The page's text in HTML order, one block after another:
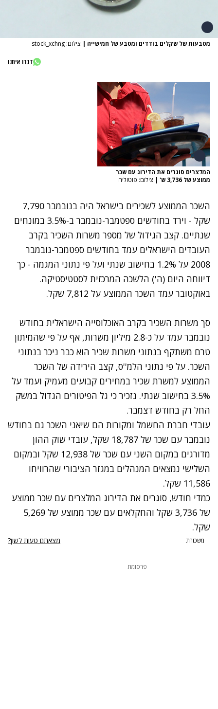
מטבעות של שקלים בודדים ומטבע של חמישייה | צילום: stock_xchng
דברו איתנו
המלצרים סוגרים את הדירוג עם שכר
ממוצע של 3,736 ש'
| צילום: פוטוליה
השכר הממוצע לשכירים בישראל היה בנובמבר 7,790
שקל - וירד בחודשים ספטמבר-נובמבר ב-3.5% במונחים
שנתיים. קצב הגידול של מספר משרות השכיר בקרב
העובדים הישראלים עמד בחודשים ספטמבר-נובמבר
2008 על 1.2% בחישוב שנתי ועל פי נתוני המגמה - כך
דיווחה היום (ה') הלשכה המרכזית לסטטיסטיקה.
באוקטובר עמד השכר הממוצע על 7,812 שקל.
סך משרות השכיר בקרב האוכלוסייה הישראלית בחודש
נובמבר עמד על כ-2.8 מיליון משרות, אף על פי שהמיתון
טרם משתקף בנתוני משרות שכיר הוא כבר ניכר בנתוני
השכר. על פי נתוני הלמ''ס, קצב הירידה של השכר
הממוצע למשרת שכיר במחירים קבועים מעמיק ועמד על
3.5% בחישוב שנתי. נזכיר כי גל הפיטורים הגדול במשק
החל רק בחודש דצמבר.
עובדי חברת החשמל ומקורות הם שיאני השכר גם בחודש
נובמבר עם שכר של 18,787 שקל, עובדי שוק ההון
מדורגים במקום השני עם שכר של 12,938 שקל ובמקום
השלישי נמצאים המנהלים במגזר הציבורי שהרוויחו
11,586 שקל.
כמדי חודש, סוגרים את הדירוג המלצרים עם שכר ממוצע
של 3,736 שקל והחקלאים עם שכר ממוצע של 5,269
שקל.
משכורת מצאתם טעות לשון?
פרסומת